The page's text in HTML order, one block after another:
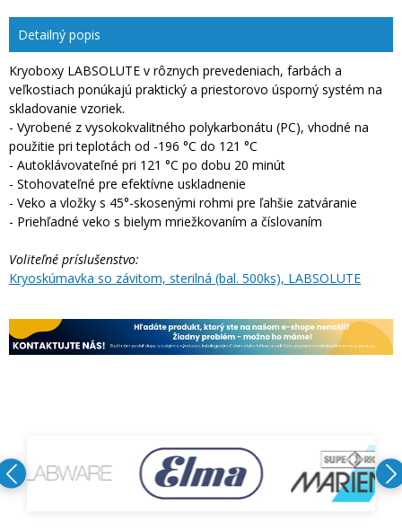
Detailný popis
Kryoboxy LABSOLUTE v rôznych prevedeniach, farbách a
veľkostiach ponúkajú praktický a priestorovo úsporný systém na
skladovanie vzoriek.
- Vyrobené z vysokokvalitného polykarbonátu (PC), vhodné na
použitie pri teplotách od -196 °C do 121 °C
- Autoklávovateľné pri 121 °C po dobu 20 minút
- Stohovateľné pre efektívne uskladnenie
- Veko a vložky s 45°-skosenými rohmi pre ľahšie zatváranie
- Priehľadné veko s bielym mriežkovaním a číslovaním
Voliteľné príslušenstvo:
Kryoskúmavka so závitom, sterilná (bal. 500ks), LABSOLUTE